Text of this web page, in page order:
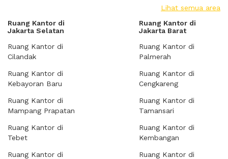
Lihat semua area
Ruang Kantor di
Jakarta Selatan
Ruang Kantor di
Cilandak
Ruang Kantor di
Kebayoran Baru
Ruang Kantor di
Mampang Prapatan
Ruang Kantor di
Tebet
Ruang Kantor di
Ruang Kantor di
Jakarta Barat
Ruang Kantor di
Palmerah
Ruang Kantor di
Cengkareng
Ruang Kantor di
Tamansari
Ruang Kantor di
Kembangan
Ruang Kantor di